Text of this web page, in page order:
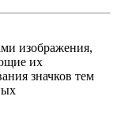
изображения,
их
значков тем